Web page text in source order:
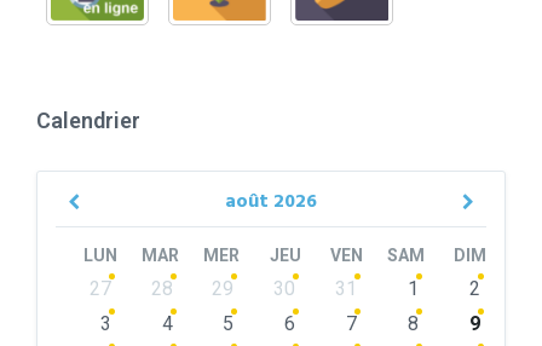
Calendrier
août 2026
Previous
LUN MAR MER JEU VEN SAM DIM
Skip
calendar
27 28 29 30 31 1
2
3
4 5 6 7 8
9